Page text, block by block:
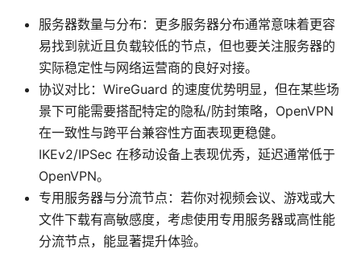
服务器数量与分布：更多服务器分布通常意味着更容
易找到就近且负载较低的节点，但也要关注服务器的
实际稳定性与网络运营商的良好对接。
协议对比：WireGuard 的速度优势明显，但在某些场
景下可能需要搭配特定的隐私/防封策略，OpenVPN
在一致性与跨平台兼容性方面表现更稳健。
IKEv2/IPSec 在移动设备上表现优秀，延迟通常低于
OpenVPN。
专用服务器与分流节点：若你对视频会议、游戏或大
文件下载有高敏感度，考虑使用专用服务器或高性能
分流节点，能显著提升体验。